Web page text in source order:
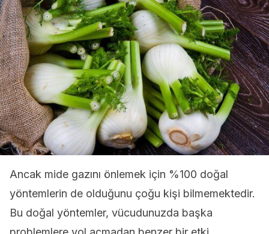
Ancak mide gazını önlemek için %100 doğal
yöntemlerin de olduğunu çoğu kişi bilmemektedir.
Bu doğal yöntemler, vücudunuzda başka